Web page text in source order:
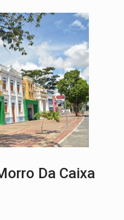
Da Caixa